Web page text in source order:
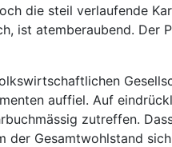
die steil verlaufende
ist atemberaubend.
auffiel. Auf
zutreffen.
Gesamtwohlstand